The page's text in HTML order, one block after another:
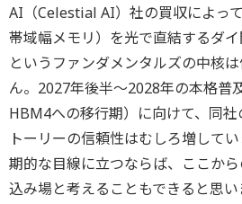
AI（Celestial AI）社の買収によっ
帯域幅メモリ）を光で直結するダイ
というファンダメンタルズの中核
ん。2027年後半～2028年の本格普
HBM4への移行期）に向けて、同
トーリーの信頼性はむしろ増して
期的な目線に立つならば、ここか
込み場と考えることもできると思い